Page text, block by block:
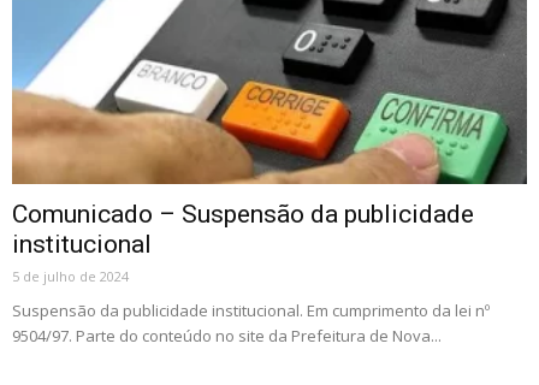
Comunicado – Suspensão da publicidade
institucional
5 de julho de 2024
Suspensão da publicidade institucional. Em cumprimento da lei nº
9504/97. Parte do conteúdo no site da Prefeitura de Nova...